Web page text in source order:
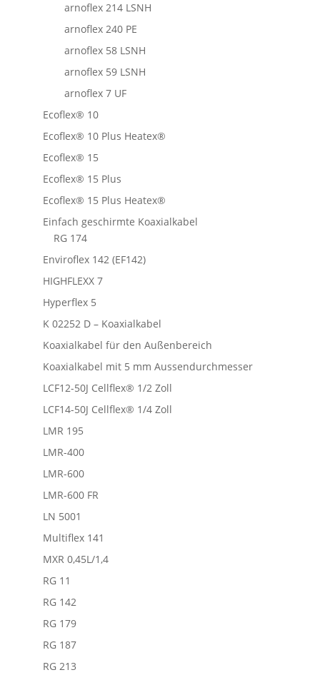
arnoflex 214 LSNH
arnoflex 240 PE
arnoflex 58 LSNH
arnoflex 59 LSNH
arnoflex 7 UF
Ecoflex® 10
Ecoflex® 10 Plus Heatex®
Ecoflex® 15
Ecoflex® 15 Plus
Ecoflex® 15 Plus Heatex®
Einfach geschirmte Koaxialkabel
RG 174
Enviroflex 142 (EF142)
HIGHFLEXX 7
Hyperflex 5
K 02252 D – Koaxialkabel
Koaxialkabel für den Außenbereich
Koaxialkabel mit 5 mm Aussendurchmesser
LCF12-50J Cellflex® 1/2 Zoll
LCF14-50J Cellflex® 1/4 Zoll
LMR 195
LMR-400
LMR-600
LMR-600 FR
LN 5001
Multiflex 141
MXR 0,45L/1,4
RG 11
RG 142
RG 179
RG 187
RG 213